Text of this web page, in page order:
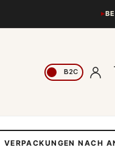
VERPACKUNGEN NACH